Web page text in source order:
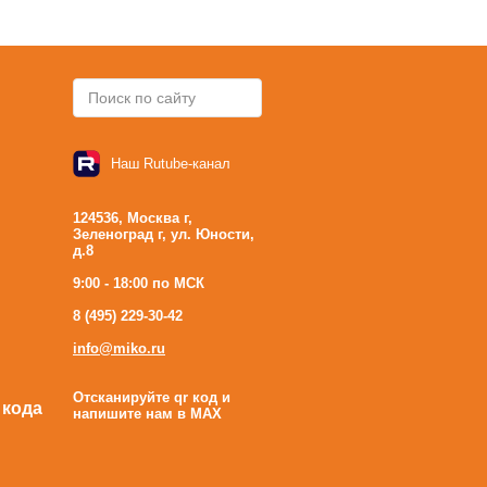
Наш Rutube-канал
124536, Москва г,
Зеленоград г, ул. Юности,
д.8
9:00 - 18:00 по МСК
8 (495) 229-30-42
info@miko.ru
Отсканируйте qr код и
напишите нам в MAX